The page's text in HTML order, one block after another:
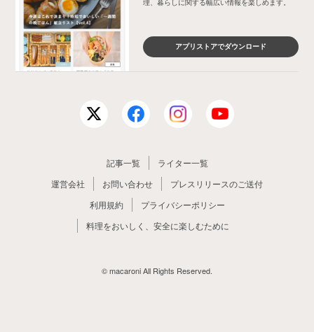
理、暮らしに関する幅広い情報を楽しめます。
アプリストアでダウンロード
記事一覧
ライター一覧
運営会社
お問い合わせ
プレスリリースのご送付
利用規約
プライバシーポリシー
料理をおいしく、安全に楽しむために
© macaroni All Rights Reserved.